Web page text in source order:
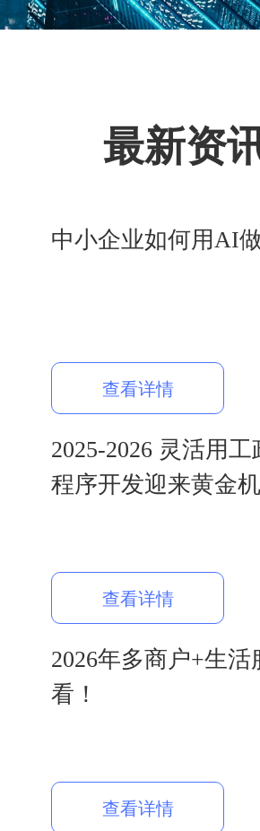
最新资
中小企业如何用AI
查看详情
2025-2026 灵活用
程序开发迎来黄金
查看详情
2026年多商户+生
看！
查看详情